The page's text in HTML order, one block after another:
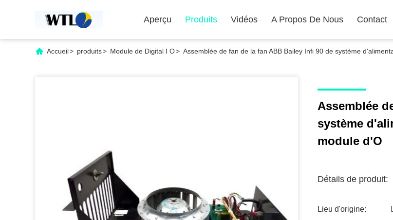
Aperçu Produits Vidéos A Propos De Nous Contact
Accueil> produits> Module de Digital I O> Assemblée de fan de la fan ABB Bailey Infi 90 de système
Assemblée
système
module d'O
Détails de produit:
Lieu d'origine: